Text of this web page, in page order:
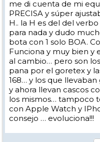
me di cuenta de mi
PRECISA y súper
H.. la H es del del
para nada y dudo
bota con 1 solo BOA.
Funciona y muy bien y
al cambio… pero son
pana por el goretex y
168… y los que
y ahora llevan cascos
los mismos… tampoco
con Apple Watch y
consejo … evoluciona!!!